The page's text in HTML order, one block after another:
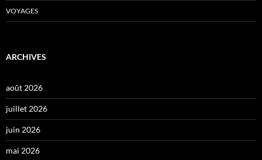
VOYAGES
ARCHIVES
août 2026
juillet 2026
juin 2026
mai 2026